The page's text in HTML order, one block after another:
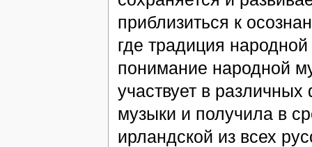
приблизиться к
где традиция
понимание народной
участвует в
музыки и получила в
ирландской из всех